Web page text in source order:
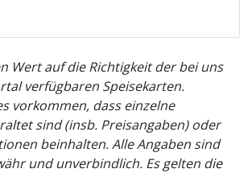
Wert auf die Richtigkeit der bei uns
verfügbaren Speisekarten.
vorkommen, dass einzelne
sind (insb. Preisangaben) oder
beinhalten. Alle Angaben sind
und unverbindlich. Es gelten die